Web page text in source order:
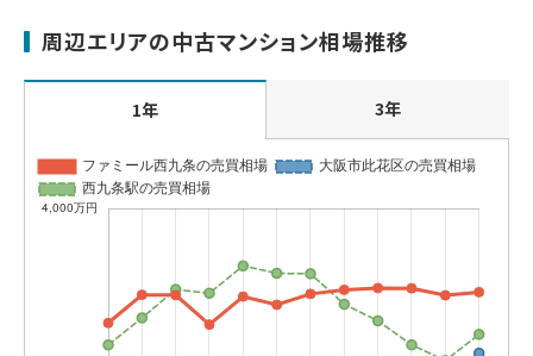
周辺エリアの中古マンション相場推移
1年 3年